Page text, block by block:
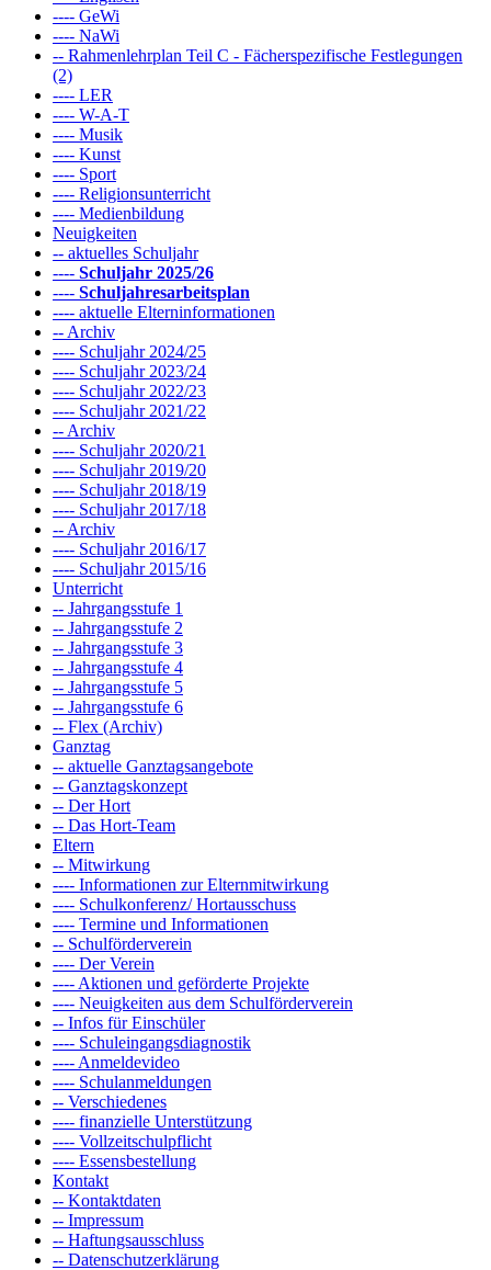
---- GeWi
---- NaWi
-- Rahmenlehrplan Teil C - Fächerspezifische Festlegungen
(2)
---- LER
---- W-A-T
---- Musik
---- Kunst
---- Sport
---- Religionsunterricht
---- Medienbildung
Neuigkeiten
-- aktuelles Schuljahr
---- Schuljahr 2025/26
---- Schuljahresarbeitsplan
---- aktuelle Elterninformationen
-- Archiv
---- Schuljahr 2024/25
---- Schuljahr 2023/24
---- Schuljahr 2022/23
---- Schuljahr 2021/22
-- Archiv
---- Schuljahr 2020/21
---- Schuljahr 2019/20
---- Schuljahr 2018/19
---- Schuljahr 2017/18
-- Archiv
---- Schuljahr 2016/17
---- Schuljahr 2015/16
Unterricht
-- Jahrgangsstufe 1
-- Jahrgangsstufe 2
-- Jahrgangsstufe 3
-- Jahrgangsstufe 4
-- Jahrgangsstufe 5
-- Jahrgangsstufe 6
-- Flex (Archiv)
Ganztag
-- aktuelle Ganztagsangebote
-- Ganztagskonzept
-- Der Hort
-- Das Hort-Team
Eltern
-- Mitwirkung
---- Informationen zur Elternmitwirkung
---- Schulkonferenz/ Hortausschuss
---- Termine und Informationen
-- Schulförderverein
---- Der Verein
---- Aktionen und geförderte Projekte
---- Neuigkeiten aus dem Schulförderverein
-- Infos für Einschüler
---- Schuleingangsdiagnostik
---- Anmeldevideo
---- Schulanmeldungen
-- Verschiedenes
---- finanzielle Unterstützung
---- Vollzeitschulpflicht
---- Essensbestellung
Kontakt
-- Kontaktdaten
-- Impressum
-- Haftungsausschluss
-- Datenschutzerklärung